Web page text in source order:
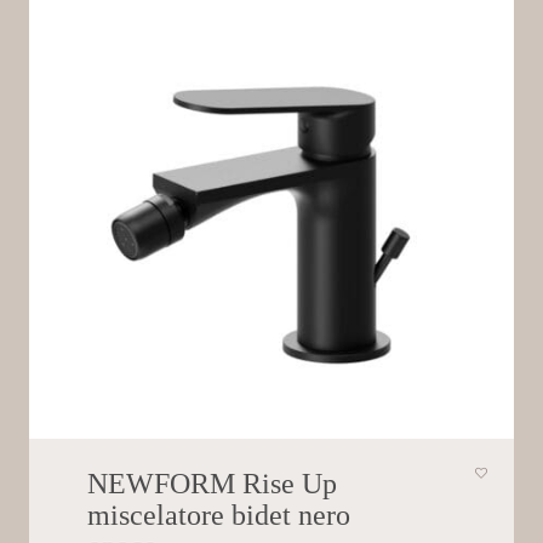
NEWFORM Rise Up
miscelatore bidet nero